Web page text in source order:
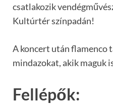
csatlakozik
Kultúrtér színpadán!
A koncert után flamenco
mindazokat, akik maguk
Fellépők: